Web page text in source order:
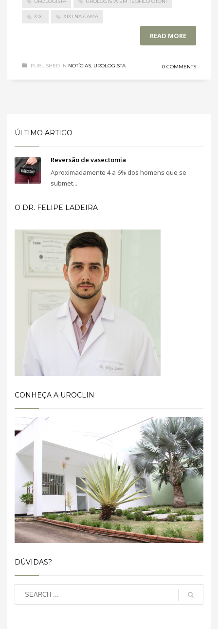
XIXI XIXI NA CAMA
READ MORE
PUBLISHED IN NOTÍCIAS UROLOGISTA 0 COMMENTS
ÚLTIMO ARTIGO
Reversão de vasectomia
Aproximadamente 4 a 6% dos homens que se
submet...
O DR. FELIPE LADEIRA
CONHEÇA A UROCLIN
DÚVIDAS?